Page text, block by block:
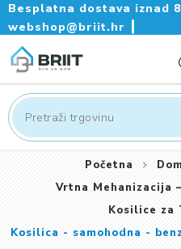
Besplatna dostava iznad
webshop@briit.hr
Početna
Vrtna Mehanizacija
Kosilice za
Kosilica - samohodna -